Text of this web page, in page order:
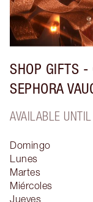
SHOP GIFTS -
SEPHORA
AVAILABLE
Domingo
Lunes
Martes
Miércoles
Jueves